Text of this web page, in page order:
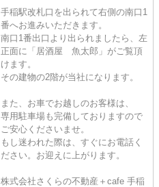
手稲駅改札口を出られて右側の南口1
番へお進みいただきます。
南口1番出口より出られましたら、左
正面に「居酒屋 魚太郎」がご覧頂
けます。
その建物の2階が当社になります。
また、お車でお越しのお客様は、
専用駐車場も完備しておりますので
ご安心くださいませ。
もし迷われた際は、すぐにお電話く
ださい。お迎えに上がります。
株式会社さくらの不動産＋cafe 手稲